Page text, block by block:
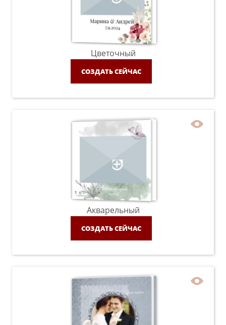
Цветочный
СОЗДАТЬ СЕЙЧАС
Акварельный
СОЗДАТЬ СЕЙЧАС